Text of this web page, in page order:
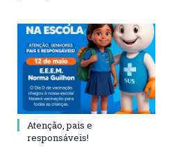
Atenção, pais e
responsáveis!